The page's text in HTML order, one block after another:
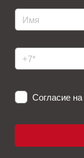
Согласие на